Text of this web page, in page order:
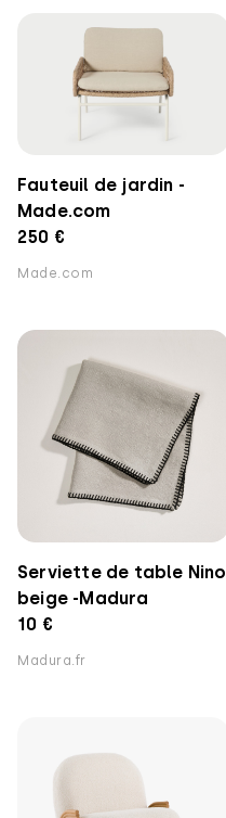
Fauteuil de jardin -
Made.com
250 €
Made.com
Serviette de table Nino
beige -Madura
10 €
Madura.fr